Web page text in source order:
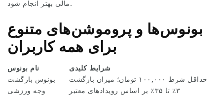
مالی بهتر انجام شود.
بونوس‌ها و پروموشن‌های متنوع
برای همه کاربران
نام بونوس
شرایط کلیدی
بونوس بازگشت
وجه ورزشی
حداقل شرط ۱۰۰,۰۰۰ تومان؛ میزان بازگشت
۳٪ تا ۳۵٪ بر اساس رویدادهای معتبر